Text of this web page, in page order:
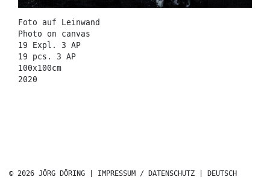
Foto auf Leinwand
Photo on canvas
19 Expl. 3 AP
19 pcs. 3 AP
100x100cm
2020
© 2026 JÖRG DÖRING | IMPRESSUM / DATENSCHUTZ DEUTSCH